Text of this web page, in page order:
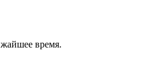
время.